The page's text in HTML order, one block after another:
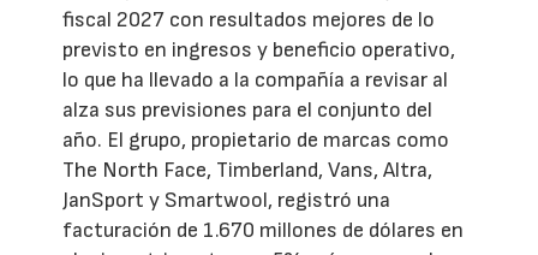
fiscal 2027 con resultados mejores de lo
previsto en ingresos y beneficio operativo,
lo que ha llevado a la compañía a revisar al
alza sus previsiones para el conjunto del
año. El grupo, propietario de marcas como
The North Face, Timberland, Vans, Altra,
JanSport y Smartwool, registró una
facturación de 1.670 millones de dólares en